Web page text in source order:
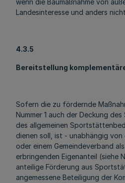
wenn die Baumaßnahme von
Landesinteresse und anders
4.3.5
Bereitstellung
Sofern die zu fördernde
Nummer 1 auch der Deckung
des allgemeinen
dienen soll, ist - unabhängig von
oder einem Gemeindeverband
erbringenden Eigenanteil (siehe
anteilige Förderung aus
angemessene Beteiligung der